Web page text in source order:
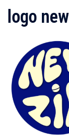
logo